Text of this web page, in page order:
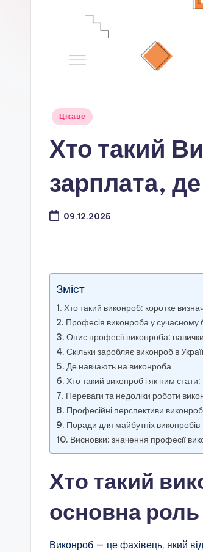
Опубліковано
Цікаве
Хто такий
зарплата,
09.12.2025
Зміст
Хто такий виконроб: коротке
Професія виконроба у сучасному
Опис професії виконроба:
Скільки заробляє виконроб в
Де навчають на виконроба
Хто такий виконроб і як ним стати:
Переваги та недоліки роботи
Професійні перспективи
Поради для майбутніх виконробів
Висновки: значення професії
Хто такий
основна роль
Виконроб — це фахівець, який